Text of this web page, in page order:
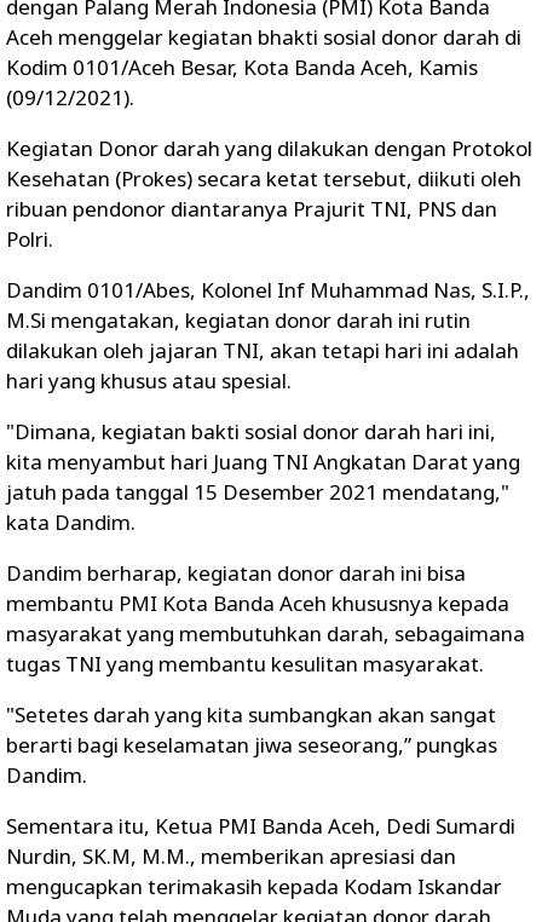
dengan Palang Merah Indonesia (PMI) Kota Banda
Aceh menggelar kegiatan bhakti sosial donor darah di
Kodim 0101/Aceh Besar, Kota Banda Aceh, Kamis
(09/12/2021).
Kegiatan Donor darah yang dilakukan dengan Protokol
Kesehatan (Prokes) secara ketat tersebut, diikuti oleh
ribuan pendonor diantaranya Prajurit TNI, PNS dan
Polri.
Dandim 0101/Abes, Kolonel Inf Muhammad Nas, S.I.P.,
M.Si mengatakan, kegiatan donor darah ini rutin
dilakukan oleh jajaran TNI, akan tetapi hari ini adalah
hari yang khusus atau spesial.
"Dimana, kegiatan bakti sosial donor darah hari ini,
kita menyambut hari Juang TNI Angkatan Darat yang
jatuh pada tanggal 15 Desember 2021 mendatang,"
kata Dandim.
Dandim berharap, kegiatan donor darah ini bisa
membantu PMI Kota Banda Aceh khususnya kepada
masyarakat yang membutuhkan darah, sebagaimana
tugas TNI yang membantu kesulitan masyarakat.
"Setetes darah yang kita sumbangkan akan sangat
berarti bagi keselamatan jiwa seseorang,” pungkas
Dandim.
Sementara itu, Ketua PMI Banda Aceh, Dedi Sumardi
Nurdin, SK.M, M.M., memberikan apresiasi dan
mengucapkan terimakasih kepada Kodam Iskandar
Muda yang telah menggelar kegiatan donor darah